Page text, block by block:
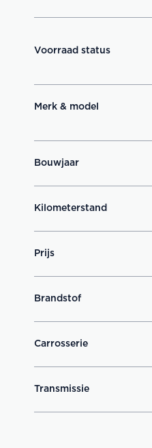
Voorraad status
Merk & model
Bouwjaar
Kilometerstand
Prijs
Brandstof
Carrosserie
Transmissie